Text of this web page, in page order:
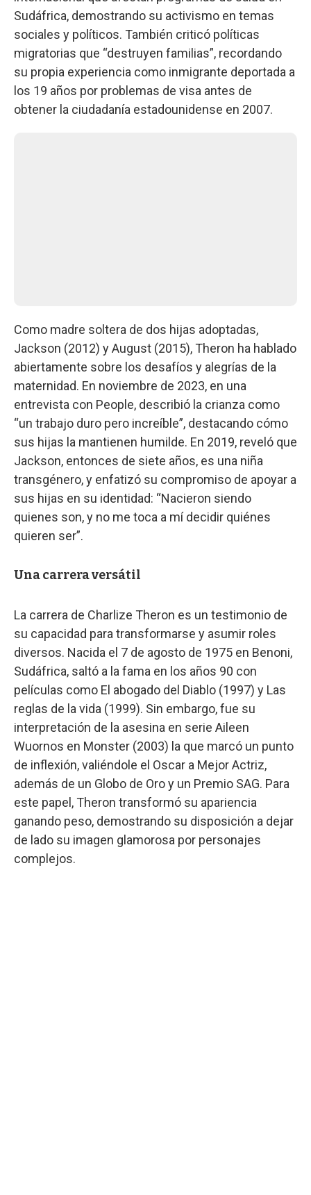
Sudáfrica, demostrando su activismo en temas
sociales y políticos. También criticó políticas
migratorias que “destruyen familias”, recordando
su propia experiencia como inmigrante deportada a
los 19 años por problemas de visa antes de
obtener la ciudadanía estadounidense en 2007.
Como madre soltera de dos hijas adoptadas,
Jackson (2012) y August (2015), Theron ha hablado
abiertamente sobre los desafíos y alegrías de la
maternidad. En noviembre de 2023, en una
entrevista con People, describió la crianza como
“un trabajo duro pero increíble”, destacando cómo
sus hijas la mantienen humilde. En 2019, reveló que
Jackson, entonces de siete años, es una niña
transgénero, y enfatizó su compromiso de apoyar a
sus hijas en su identidad: “Nacieron siendo
quienes son, y no me toca a mí decidir quiénes
quieren ser”.
Una carrera versátil
La carrera de Charlize Theron es un testimonio de
su capacidad para transformarse y asumir roles
diversos. Nacida el 7 de agosto de 1975 en Benoni,
Sudáfrica, saltó a la fama en los años 90 con
películas como El abogado del Diablo (1997) y Las
reglas de la vida (1999). Sin embargo, fue su
interpretación de la asesina en serie Aileen
Wuornos en Monster (2003) la que marcó un punto
de inflexión, valiéndole el Oscar a Mejor Actriz,
además de un Globo de Oro y un Premio SAG. Para
este papel, Theron transformó su apariencia
ganando peso, demostrando su disposición a dejar
de lado su imagen glamorosa por personajes
complejos.